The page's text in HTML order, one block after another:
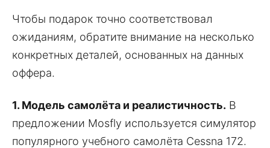
Чтобы подарок точно соответствовал
ожиданиям, обратите внимание на несколько
конкретных деталей, основанных на данных
оффера.
1. Модель самолёта и реалистичность. В
предложении Mosfly используется симулятор
популярного учебного самолёта Cessna 172.